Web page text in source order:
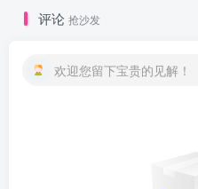
评论 抢沙发
欢迎您留下宝贵的见解！